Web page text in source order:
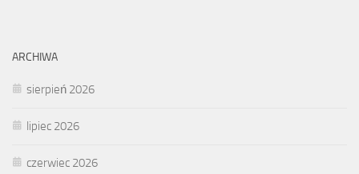
ARCHIWA
sierpień 2026
lipiec 2026
czerwiec 2026